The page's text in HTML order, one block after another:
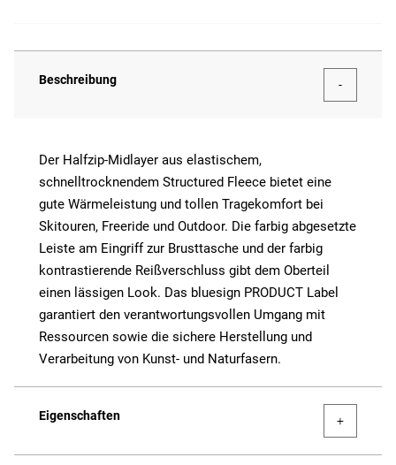
Beschreibung
Der Halfzip-Midlayer aus elastischem,
schnelltrocknendem Structured Fleece bietet eine
gute Wärmeleistung und tollen Tragekomfort bei
Skitouren, Freeride und Outdoor. Die farbig abgesetzte
Leiste am Eingriff zur Brusttasche und der farbig
kontrastierende Reißverschluss gibt dem Oberteil
einen lässigen Look. Das bluesign PRODUCT Label
garantiert den verantwortungsvollen Umgang mit
Ressourcen sowie die sichere Herstellung und
Verarbeitung von Kunst- und Naturfasern.
Eigenschaften